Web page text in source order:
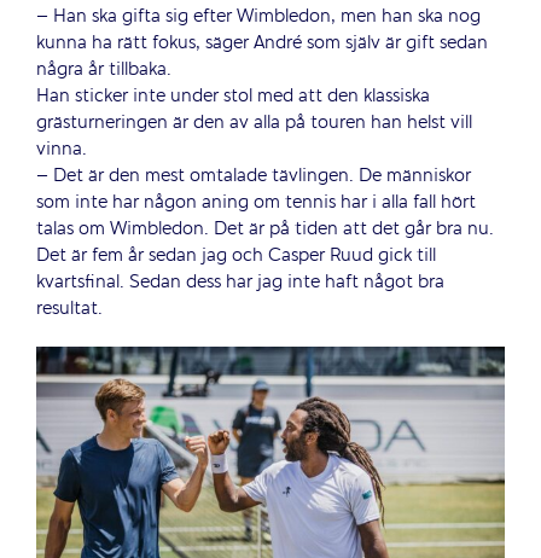
– Han ska gifta sig efter Wimbledon, men han ska nog
kunna ha rätt fokus, säger André som själv är gift sedan
några år tillbaka.
Han sticker inte under stol med att den klassiska
grästurneringen är den av alla på touren han helst vill
vinna.
– Det är den mest omtalade tävlingen. De människor
som inte har någon aning om tennis har i alla fall hört
talas om Wimbledon. Det är på tiden att det går bra nu.
Det är fem år sedan jag och Casper Ruud gick till
kvartsfinal. Sedan dess har jag inte haft något bra
resultat.